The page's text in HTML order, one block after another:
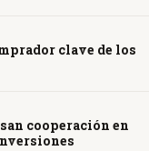
clave de los
cooperación en